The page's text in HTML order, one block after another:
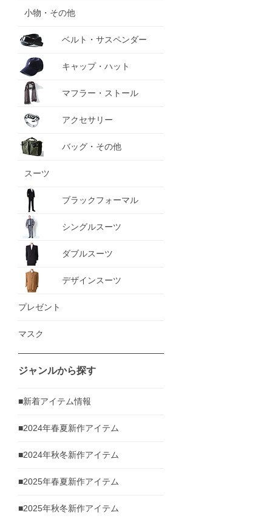
小物・その他
ベルト・サスペンダー
キャップ・ハット
マフラー・ストール
アクセサリー
バッグ・その他
スーツ
ブラックフォーマル
シングルスーツ
ダブルスーツ
デザインスーツ
プレゼント
マスク
ジャンルから探す
■新着アイテム情報
■2024年春夏新作アイテム
■2024年秋冬新作アイテム
■2025年春夏新作アイテム
■2025年秋冬新作アイテム